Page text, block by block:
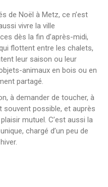
de Noël à Metz, ce n’est
vivre la ville
dès la fin d’après-midi,
flottent entre les chalets,
leur saison ou leur
animaux en bois ou en
partagé.
à demander de toucher, à
souvent possible, et auprès
mutuel. C’est aussi la
chargé d’un peu de